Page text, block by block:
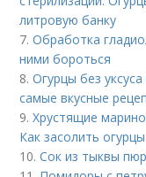
литровую банку
7.Обработка
ними бороться
8.Огурцы без
самые вкусные
9.Хрустящие
Как засолить
10.Сок из тыквы